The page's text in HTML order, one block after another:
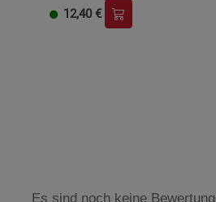
12,40 €
Es sind noch keine